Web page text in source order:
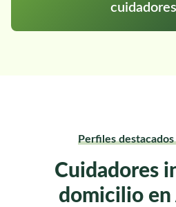
cuidadores
Perfiles
Cuidadores
domicilio en